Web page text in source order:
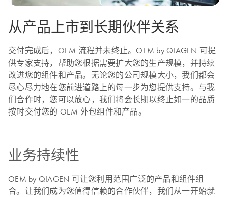
从产品上市到长期伙伴关系
交付完成后，OEM 流程并未终止。OEM by QIAGEN 可提
供专家支持，帮助您根据需要扩大您的生产规模，并持续
改进您的组件和产品。无论您的公司规模大小，我们都会
尽心尽力地在您前进道路上的每一步为您提供支持。与我
们合作时，您可以放心，我们将会长期以终止如一的品质
按时交付您的 OEM 外包组件和产品。
业务持续性
OEM by QIAGEN 可让您利用范围广泛的产品和组件组
合。让我们成为您值得信赖的合作伙伴，我们从一开始就